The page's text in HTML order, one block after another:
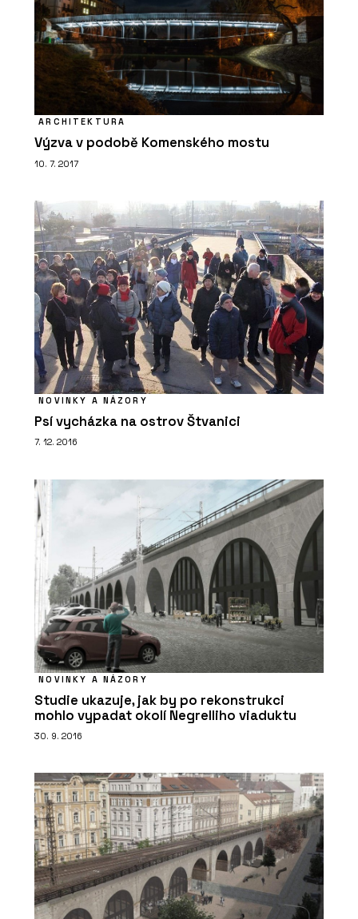
Policový systém TAK - PROFIL
PRODUKTY
Stůl MOVE ME - PROFIL NÁBYTEK
PRODUKTY
Sklopná postel - PROFIL NÁBYTEK
ARCHITEKTURA
Výzva v podobě Komenského mostu
10. 7. 2017
NOVINKY A NÁZORY
Psí vycházka na ostrov Štvanici
7. 12. 2016
NOVINKY A NÁZORY
Studie ukazuje, jak by po rekonstrukci
mohlo vypadat okolí Negrelliho viaduktu
30. 9. 2016